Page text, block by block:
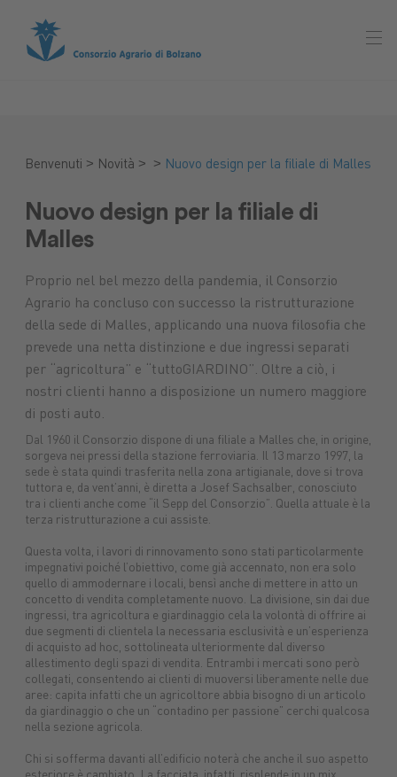
Mangimi piante
Concimi Impianti Sementi
Macchine
nuove
Mercato
agricole
Ricambi Carburanti
tuttoGIARDINO
Assicurazioni
Prodotti
alimentariCombustibili
Benvenuti > Novità > > Nuovo design per la filiale di Malles
Nuovo design per la filiale di
Malles
Proprio nel bel mezzo della pandemia, il Consorzio
Agrario ha concluso con successo la ristrutturazione
della sede di Malles, applicando una nuova filosofia che
prevede una netta distinzione e due ingressi separati
per “agricoltura” e “tuttoGIARDINO”. Oltre a ciò, i
nostri clienti hanno a disposizione un numero maggiore
di posti auto.
Dal 1960 il Consorzio dispone di una filiale a Malles che, in origine,
sorgeva nei pressi della stazione ferroviaria. Il 13 marzo 1997, la
sede è stata quindi trasferita nella zona artigianale, dove si trova
tuttora e, da vent’anni, è diretta a Josef Sachsalber, conosciuto
tra i clienti anche come “il Sepp del Consorzio”. Quella attuale è la
terza ristrutturazione a cui assiste.
Questa volta, i lavori di rinnovamento sono stati particolarmente
impegnativi poiché l’obiettivo, come già accennato, non era solo
quello di ammodernare i locali, bensì anche di mettere in atto un
concetto di vendita completamente nuovo. La divisione, sin dai due
ingressi, tra agricoltura e giardinaggio cela la volontà di offrire ai
due segmenti di clientela la necessaria esclusività e un’esperienza
di acquisto ad hoc, sottolineata ulteriormente dal diverso
allestimento degli spazi di vendita. Entrambi i mercati sono però
collegati, consentendo ai clienti di muoversi liberamente nelle due
aree: capita infatti che un agricoltore abbia bisogno di un articolo
da giardinaggio o che un “contadino per passione” cerchi qualcosa
nella sezione agricola.
Chi si sofferma davanti all’edificio noterà che anche il suo aspetto